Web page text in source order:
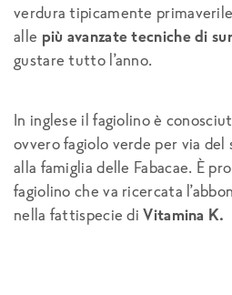
verdura tipicamente
alle più avanzate tecniche di
gustare tutto l’anno.
In inglese il fagiolino è
ovvero fagiolo verde per via del
alla famiglia delle Fabacae. È
fagiolino che va ricercata
nella fattispecie diVitamina K.